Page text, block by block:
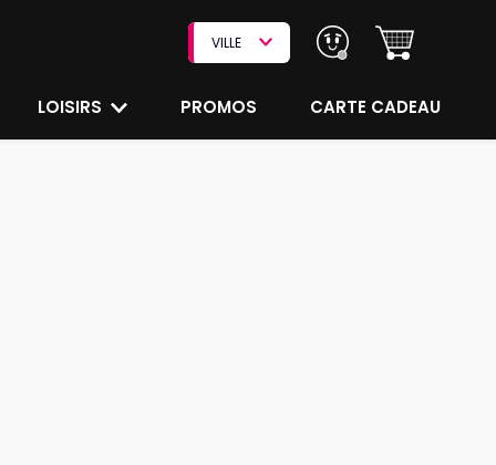
VILLE
LOISIRS PROMOS CARTE CADEAU